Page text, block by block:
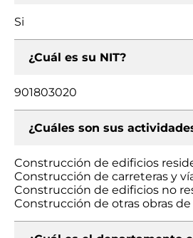
Si
¿Cuál es su NIT?
901803020
¿Cuáles son sus
Construcción de edificios
Construcción de carreteras y
Construcción de edificios no
Construcción de otras obras